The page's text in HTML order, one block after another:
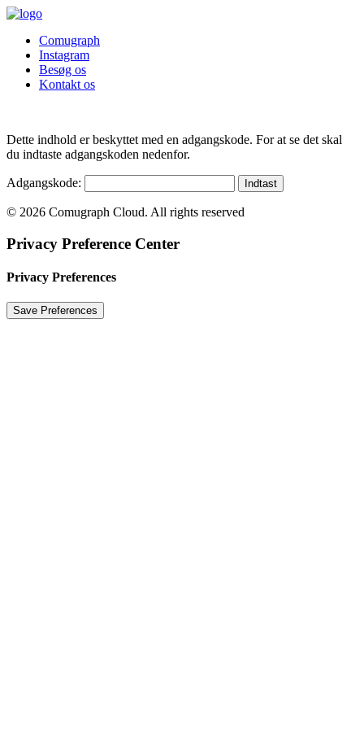
Comugraph
Instagram
Besøg os
Kontakt os
Dette indhold er beskyttet med en adgangskode. For at se det skal
du indtaste adgangskoden nedenfor.
Adgangskode:
© 2026 Comugraph Cloud. All rights reserved
Privacy Preference Center
Privacy Preferences